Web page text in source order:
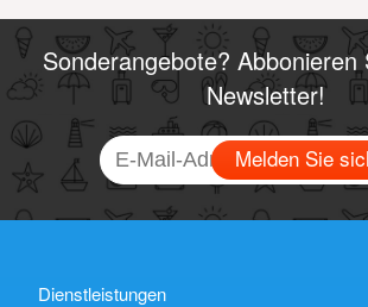
Sonderangebote? Abbonieren
Newsletter!
Melden Sie
Dienstleistungen